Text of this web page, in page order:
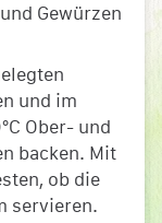
Gewürzen
und im
Ober- und
backen. Mit
ob die
servieren.